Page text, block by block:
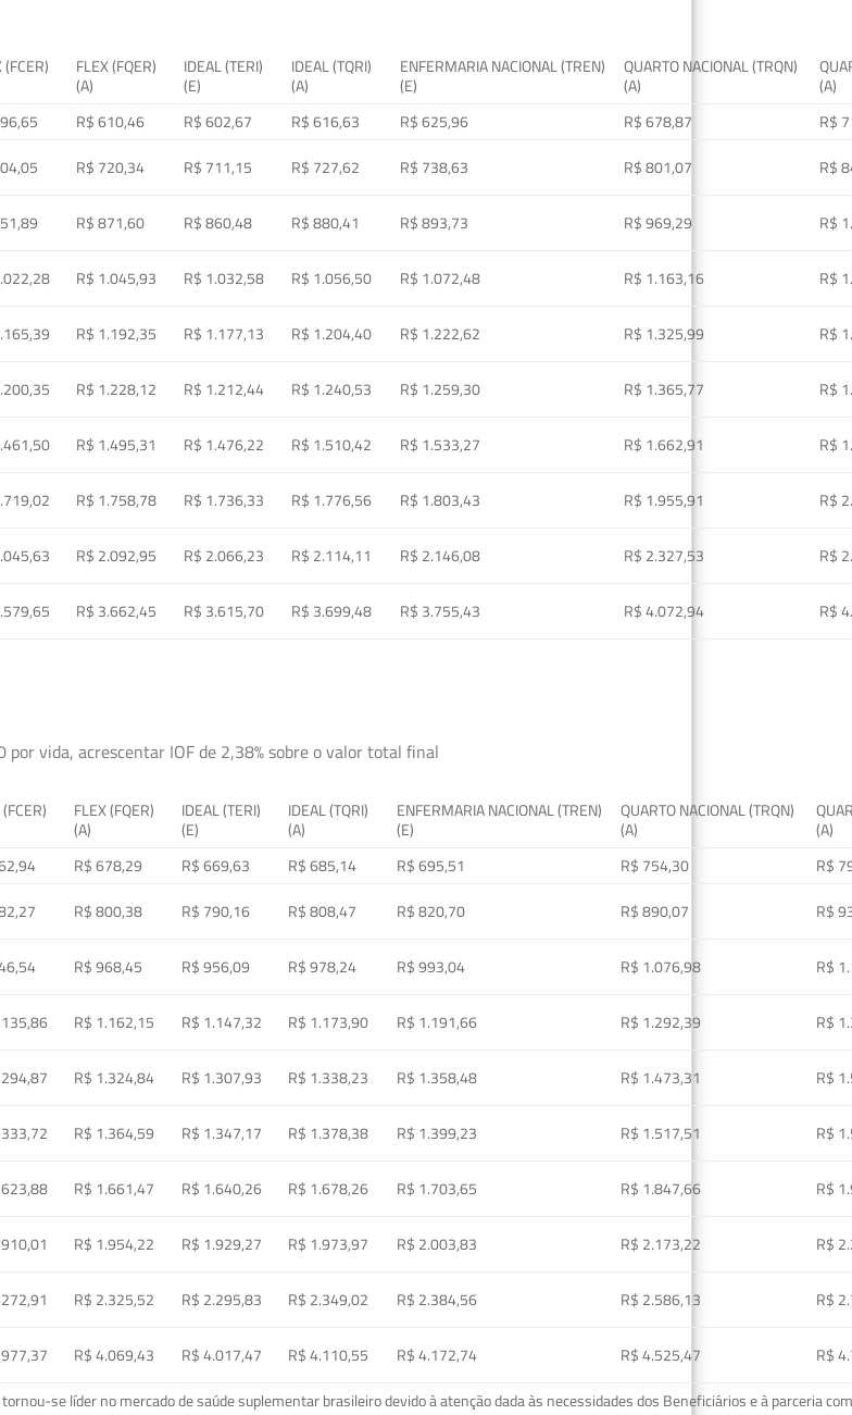
(FCER)
FLEX (FQER)
(A)
IDEAL (TERI)
(E)
IDEAL (TQRI)
(A)
ENFERMARIA NACIONAL (TREN)
(E)
QUARTO NACIONAL (TRQN)
(A)
(A)
R$ 610,46 R$ 602,67 R$ 616,63 R$ 625,96 R$ 678,87
R$
R$ 720,34 R$ 711,15 R$ 727,62 R$ 738,63 R$ 801,07
R$
R$ 871,60 R$ 860,48 R$ 880,41 R$ 893,73 R$ 969,29
R$
R$ 1.045,93 R$ 1.032,58 R$ 1.056,50 R$ 1.072,48 R$ 1.163,16
R$
R$ 1.192,35 R$ 1.177,13 R$ 1.204,40 R$ 1.222,62 R$ 1.325,99
R$
R$ 1.228,12 R$ 1.212,44 R$ 1.240,53 R$ 1.259,30 R$ 1.365,77
R$
R$ 1.495,31 R$ 1.476,22 R$ 1.510,42 R$ 1.533,27 R$ 1.662,91
R$
R$ 1.758,78 R$ 1.736,33 R$ 1.776,56 R$ 1.803,43 R$ 1.955,91
R$
R$ 2.092,95 R$ 2.066,23 R$ 2.114,11 R$ 2.146,08 R$ 2.327,53
R$
R$ 3.662,45 R$ 3.615,70 R$ 3.699,48 R$ 3.755,43 R$ 4.072,94 R$
vida, acrescentar IOF de 2,38% sobre o valor total final
FLEX (FQER)
(A)
IDEAL (TERI)
(E)
IDEAL (TQRI)
(A)
ENFERMARIA NACIONAL (TREN)
(E)
QUARTO NACIONAL (TRQN)
(A)
(A)
R$ 678,29 R$ 669,63 R$ 685,14 R$ 695,51 R$ 754,30
R$
R$ 800,38 R$ 790,16 R$ 808,47 R$ 820,70 R$ 890,07
R$
R$ 968,45 R$ 956,09 R$ 978,24 R$ 993,04 R$ 1.076,98
R$
R$ 1.162,15 R$ 1.147,32 R$ 1.173,90 R$ 1.191,66 R$ 1.292,39
R$
R$ 1.324,84 R$ 1.307,93 R$ 1.338,23 R$ 1.358,48 R$ 1.473,31
R$
R$ 1.364,59 R$ 1.347,17 R$ 1.378,38 R$ 1.399,23 R$ 1.517,51
R$
R$ 1.661,47 R$ 1.640,26 R$ 1.678,26 R$ 1.703,65 R$ 1.847,66
R$
R$ 1.954,22 R$ 1.929,27 R$ 1.973,97 R$ 2.003,83 R$ 2.173,22
R$
R$ 2.325,52 R$ 2.295,83 R$ 2.349,02 R$ 2.384,56 R$ 2.586,13
R$
R$ 4.069,43 R$ 4.017,47 R$ 4.110,55 R$ 4.172,74 R$ 4.525,47
R$
se líder no mercado de saúde suplementar brasileiro devido à atenção dada às necessidades dos Beneficiários e à parceria